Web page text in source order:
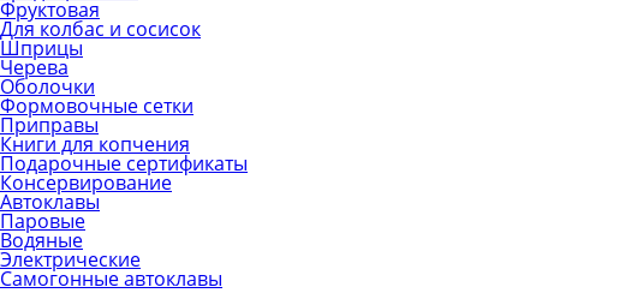
Фруктовая
Для колбас и сосисок
Шприцы
Черева
Оболочки
Формовочные сетки
Приправы
Книги для копчения
Подарочные сертификаты
Консервирование
Автоклавы
Паровые
Водяные
Электрические
Самогонные автоклавы